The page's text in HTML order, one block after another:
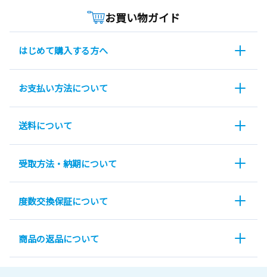
お買い物ガイド
はじめて購入する方へ
お支払い方法について
送料について
受取方法・納期について
度数交換保証について
商品の返品について